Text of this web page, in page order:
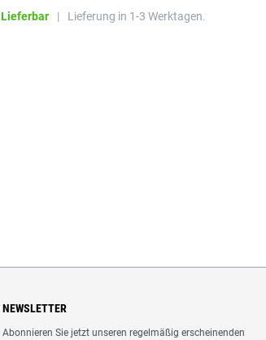
Lieferbar
| Lieferung in 1-3 Werktagen.
NEWSLETTER
Abonnieren Sie jetzt unseren regelmäßig erscheinenden